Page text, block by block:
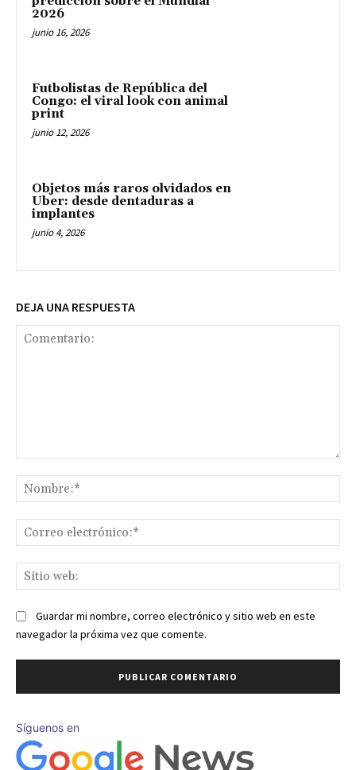
2026
junio 16, 2026
Futbolistas de República del
Congo: el viral look con animal
print
junio 12, 2026
Objetos más raros olvidados en
Uber: desde dentaduras a
implantes
junio 4, 2026
DEJA UNA RESPUESTA
Guardar mi nombre, correo electrónico y sitio web en este
navegador la próxima vez que comente.
Síguenos en